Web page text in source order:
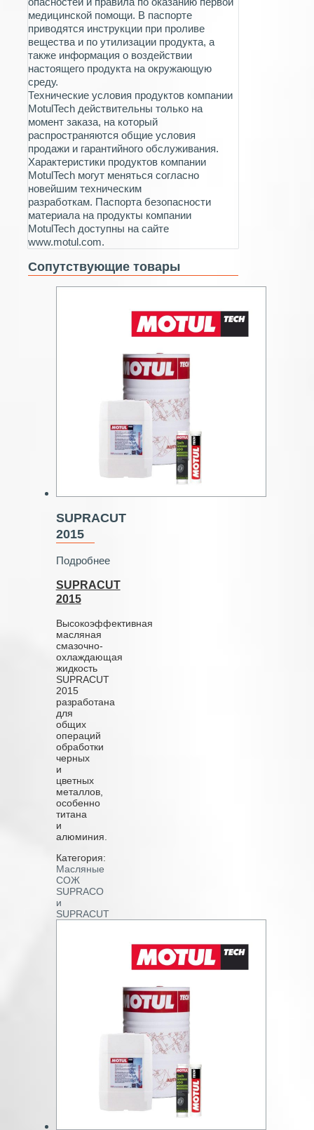
медицинской помощи. В паспорте
приводятся инструкции при проливе
вещества и по утилизации продукта, а
также информация о воздействии
настоящего продукта на окружающую
среду.
Технические условия продуктов компании
MotulTech действительны только на
момент заказа, на который
распространяются общие условия
продажи и гарантийного обслуживания.
Характеристики продуктов компании
MotulTech могут меняться согласно
новейшим техническим
разработкам. Паспорта безопасности
материала на продукты компании
MotulTech доступны на сайте
www.motul.com.
Сопутствующие товары
SUPRACUT
2015
Подробнее
SUPRACUT
2015
Высокоэффективная
масляная
смазочно-
охлаждающая
жидкость
SUPRACUT
2015
разработана
для
общих
операций
обработки
черных
и
цветных
металлов,
особенно
титана
и
алюминия.
Категория:
Масляные
СОЖ
SUPRACO
и
SUPRACUT